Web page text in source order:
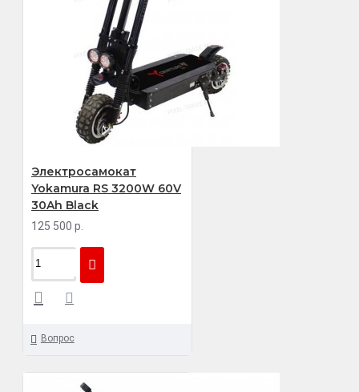
Электросамокат
Yokamura RS 3200W 60V
30Ah Black
125 500 р.
Вопрос